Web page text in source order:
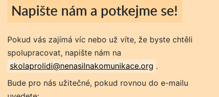
Napište nám a potkejme se!
Pokud vás zajímá víc nebo už víte, že byste chtěli
spolupracovat, napište nám na
skolaprolidi@nenasilnakomunikace.org .
Bude pro nás užitečné, pokud rovnou do e-mailu